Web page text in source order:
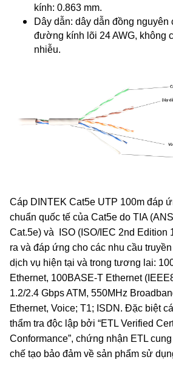
kính: 0.863 mm.
Dây dẫn: dây dẫn đồng nguyên
đường kính lõi 24 AWG, không
nhiễu.
Cáp DINTEK Cat5e UTP 100m đáp
chuẩn quốc tế của Cat5e do TIA
Cat.5e) và ISO (ISO/IEC 2nd Edition
ra và đáp ứng cho các nhu cầu
dịch vụ hiện tại và trong tương lai:
Ethernet, 100BASE-T Ethernet
1.2/2.4 Gbps ATM, 550MHz
Ethernet, Voice; T1; ISDN. Đặc biệt
thẩm tra độc lập bởi “ETL Verified
Conformance”, chứng nhận ETL
chế tạo bảo đảm về sản phẩm sử